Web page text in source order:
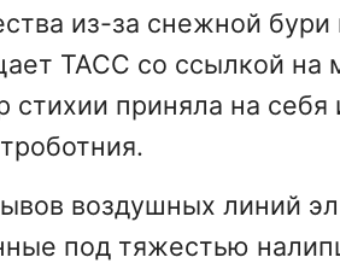
из-за снежной бури
ТАСС со ссылкой
стихии приняла на себя
воздушных линий
под тяжестью